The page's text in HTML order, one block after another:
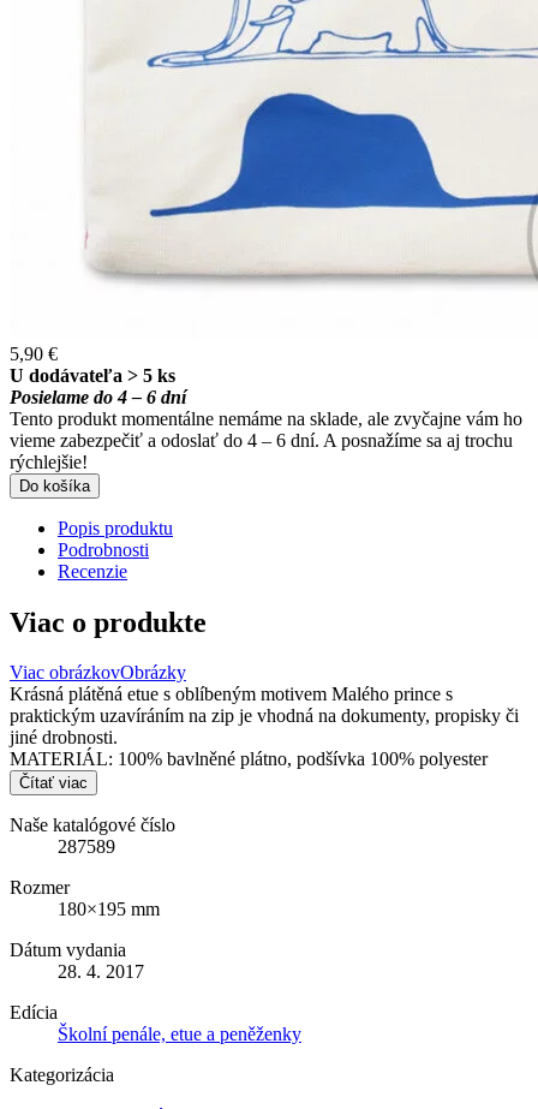
5,90 €
U dodávateľa > 5 ks
Posielame do 4 – 6 dní
Tento produkt momentálne nemáme na sklade, ale zvyčajne vám ho
vieme zabezpečiť a odoslať do 4 – 6 dní. A posnažíme sa aj trochu
rýchlejšie!
Do košíka
Popis produktu
Podrobnosti
Recenzie
Viac o produkte
Viac obrázkovObrázky
Krásná plátěná etue s oblíbeným motivem Malého prince s
praktickým uzavíráním na zip je vhodná na dokumenty, propisky či
jiné drobnosti.
MATERIÁL: 100% bavlněné plátno, podšívka 100% polyester
Čítať viac
Naše katalógové číslo
287589
Rozmer
180×195 mm
Dátum vydania
28. 4. 2017
Edícia
Školní penále, etue a peněženky
Kategorizácia